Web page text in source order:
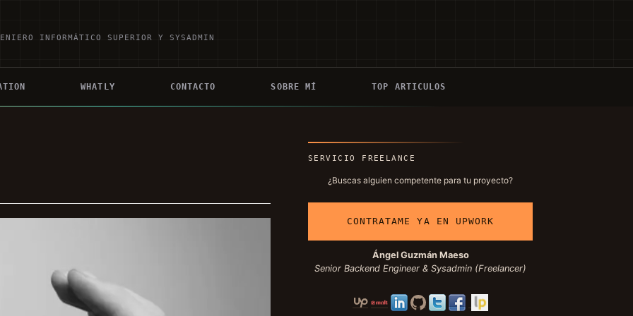
INFORMÁTICO SUPERIOR Y SYSADMIN
WHATLY CONTACTO SOBRE MÍ TOP ARTICULOS
SERVICIO FREELANCE
¿Buscas alguien competente para tu proyecto?
CONTRATAME YA EN UPWORK
Ángel Guzmán Maeso
Senior Backend Engineer & Sysadmin (Freelancer)